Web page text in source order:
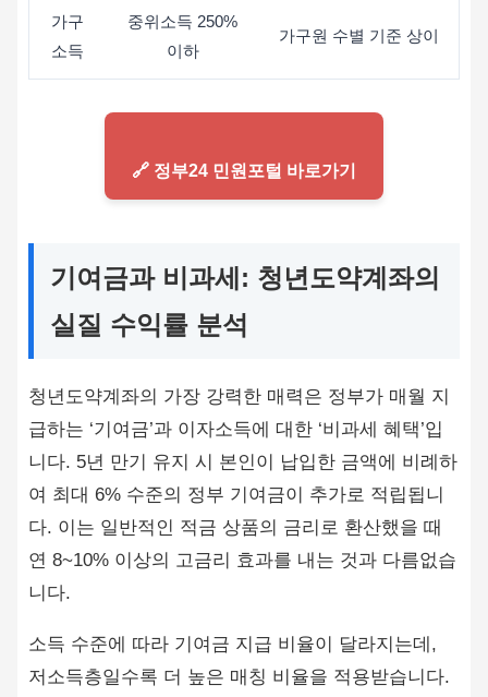
가구
소득
중위소득 250%
이하
가구원 수별 기준 상이
🔗 정부24 민원포털 바로가기
기여금과 비과세: 청년도약계좌의
실질 수익률 분석
청년도약계좌의 가장 강력한 매력은 정부가 매월 지
급하는 ‘기여금’과 이자소득에 대한 ‘비과세 혜택’입
니다. 5년 만기 유지 시 본인이 납입한 금액에 비례하
여 최대 6% 수준의 정부 기여금이 추가로 적립됩니
다. 이는 일반적인 적금 상품의 금리로 환산했을 때
연 8~10% 이상의 고금리 효과를 내는 것과 다름없습
니다.
소득 수준에 따라 기여금 지급 비율이 달라지는데,
저소득층일수록 더 높은 매칭 비율을 적용받습니다.